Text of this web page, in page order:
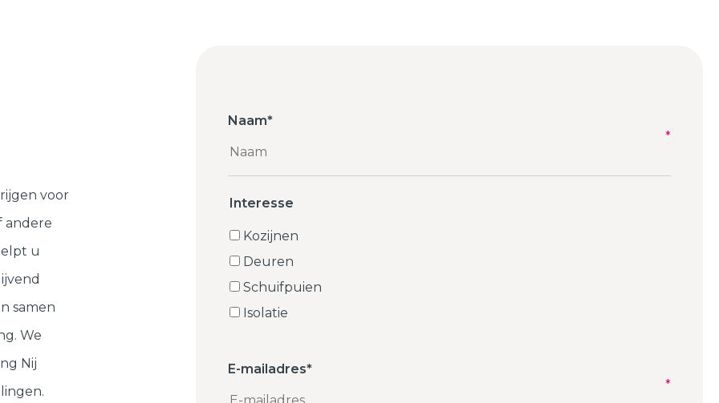
voor
andere
u
samen
We
Nij
Naam*
Interesse
Kozijnen
Deuren
Schuifpuien
Isolatie
E-mailadres*